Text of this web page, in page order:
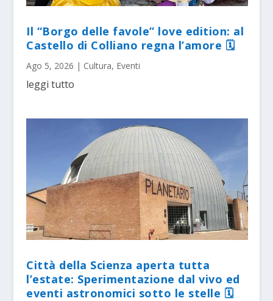
Il “Borgo delle favole” love edition: al
Castello di Colliano regna l’amore 🗓
Ago 5, 2026 | Cultura, Eventi
leggi tutto
Città della Scienza aperta tutta
l’estate: Sperimentazione dal vivo ed
eventi astronomici sotto le stelle 🗓